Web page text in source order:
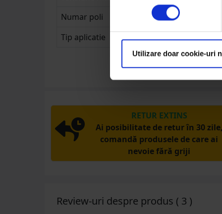
Utilizare doar cookie-uri
Numar poli
Tip aplicatie
RETUR EXTINS
Ai posibilitate de retur în 30 zile,
comandă produsele de care ai
nevoie fără griji
Review-uri despre produs ( 3 )